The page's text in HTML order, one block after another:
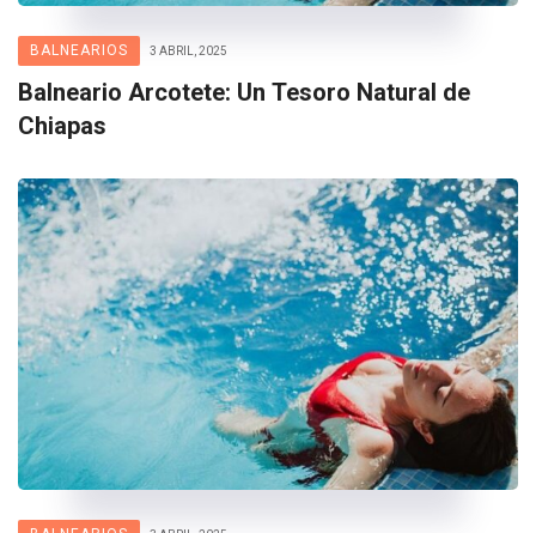
BALNEARIOS 3 ABRIL, 2025
Balneario Arcotete: Un Tesoro Natural de
Chiapas